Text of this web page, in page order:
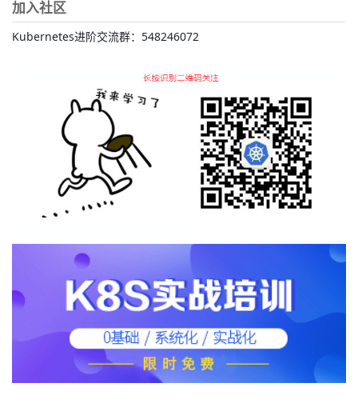
加入社区
Kubernetes进阶交流群：548246072